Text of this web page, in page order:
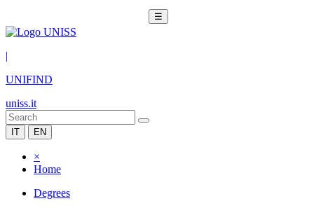
☰
|
UNIFIND
uniss.it
IT EN
×
Home
Degrees